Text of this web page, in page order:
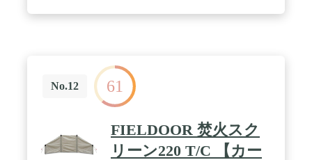
No.12 61
FIELDOOR 焚火スク
リーン220 T/C 【カー